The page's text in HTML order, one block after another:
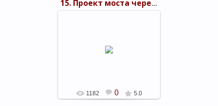
15. Проект моста через Керченский пролив 1949 г.
Архитектурное решение станции
Кавказ
1182 0 5.0